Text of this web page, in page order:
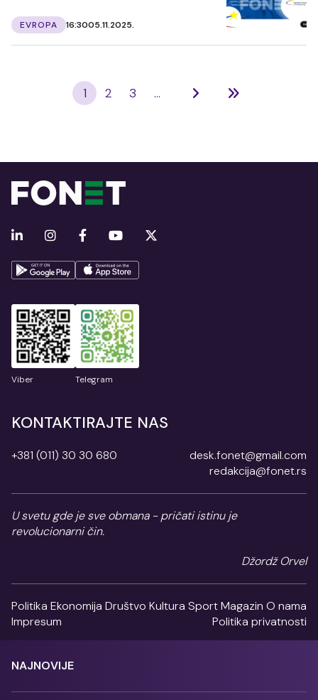
EVROPA 16:3005.11.2025.
1 2 3 ...
Viber Telegram
KONTAKTIRAJTE NAS
+381 (011) 30 30 680
desk.fonet@gmail.com
redakcija@fonet.rs
U svetu gde je sve obmana - pričati istinu je
revolucionarni čin.
Džordž Orvel
Politika Ekonomija Društvo Kultura SportMagazin O nama
Impresum
Politika privatnosti
NAJNOVIJE